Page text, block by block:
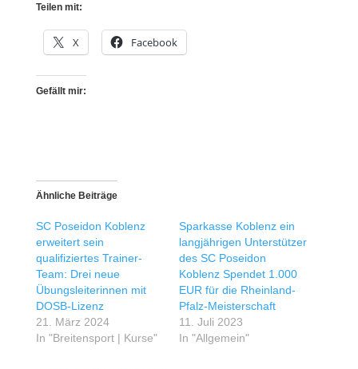
Teilen mit:
X Facebook
Gefällt mir:
Ähnliche Beiträge
SC Poseidon Koblenz
erweitert sein
qualifiziertes Trainer-
Team: Drei neue
Übungsleiterinnen mit
DOSB-Lizenz
21. März 2024
In "Breitensport | Kurse"
Sparkasse Koblenz ein
langjährigen Unterstützer
des SC Poseidon
Koblenz Spendet 1.000
EUR für die Rheinland-
Pfalz-Meisterschaft
11. Juli 2023
In "Allgemein"